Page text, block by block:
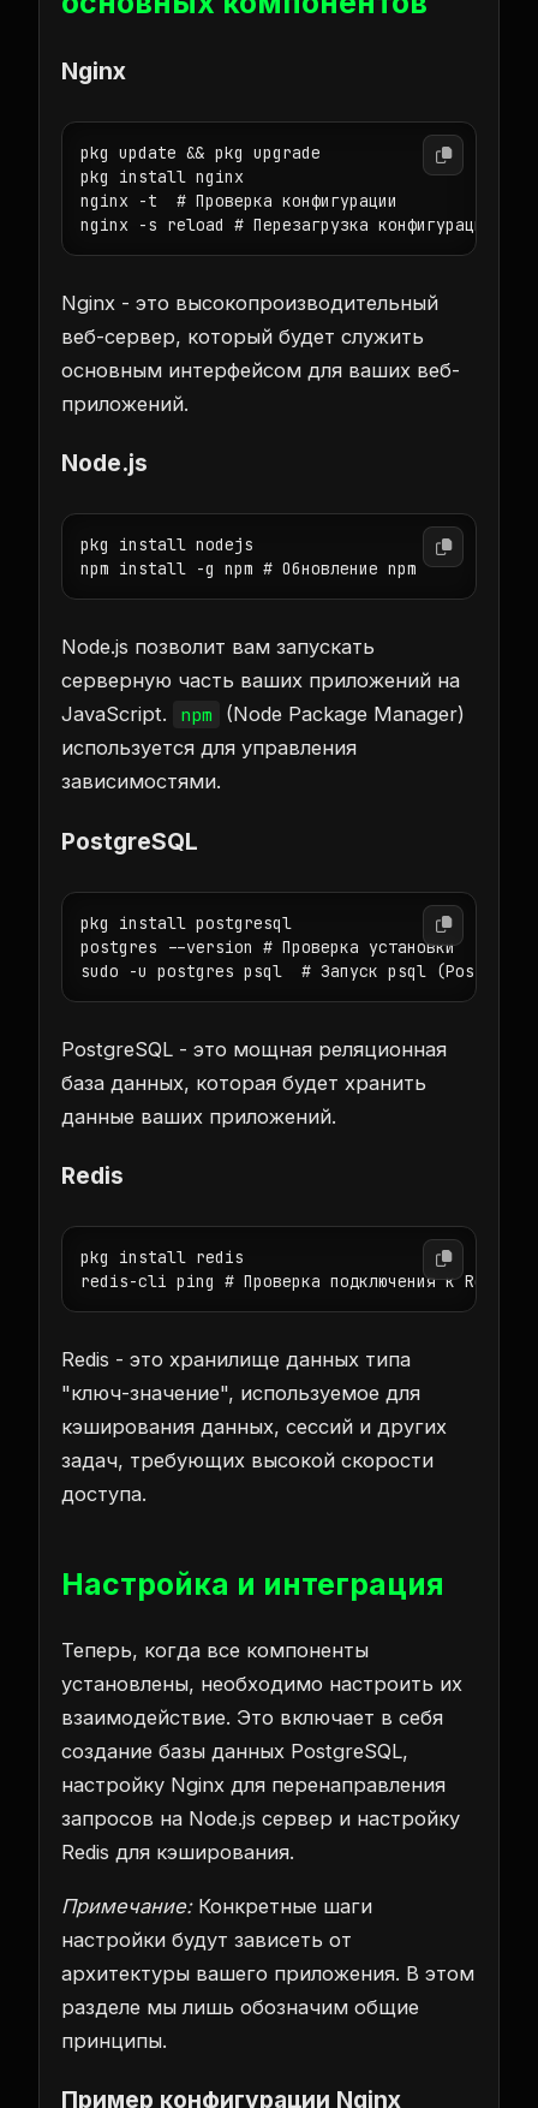
Nginx
pkg update && pkg upgrade
pkg install nginx
nginx -t  # Проверка конфигурации
Nginx - это высокопроизводительный
веб-сервер, который будет служить
основным интерфейсом для ваших веб-
приложений.
Node.js
pkg install nodejs
Node.js позволит вам запускать
серверную часть ваших приложений на
JavaScript.
npm
(Node Package Manager)
используется для управления
зависимостями.
PostgreSQL
pkg install postgresql
postgres --version # Проверка установки
PostgreSQL - это мощная реляционная
база данных, которая будет хранить
данные ваших приложений.
Redis
pkg install redis
Redis - это хранилище данных типа
"ключ-значение", используемое для
кэширования данных, сессий и других
задач, требующих высокой скорости
доступа.
Настройка и интеграция
Теперь, когда все компоненты
установлены, необходимо настроить их
взаимодействие. Это включает в себя
создание базы данных PostgreSQL,
настройку Nginx для перенаправления
запросов на Node.js сервер и настройку
Redis для кэширования.
Примечание:Конкретные шаги
настройки будут зависеть от
архитектуры вашего приложения. В этом
разделе мы лишь обозначим общие
принципы.
Пример конфигурации Nginx